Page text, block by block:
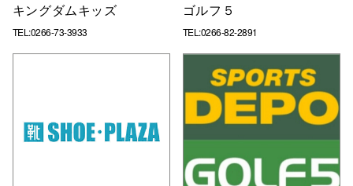
キングダムキッズ
TEL:0266-73-3933
ゴルフ５
TEL:0266-82-2891